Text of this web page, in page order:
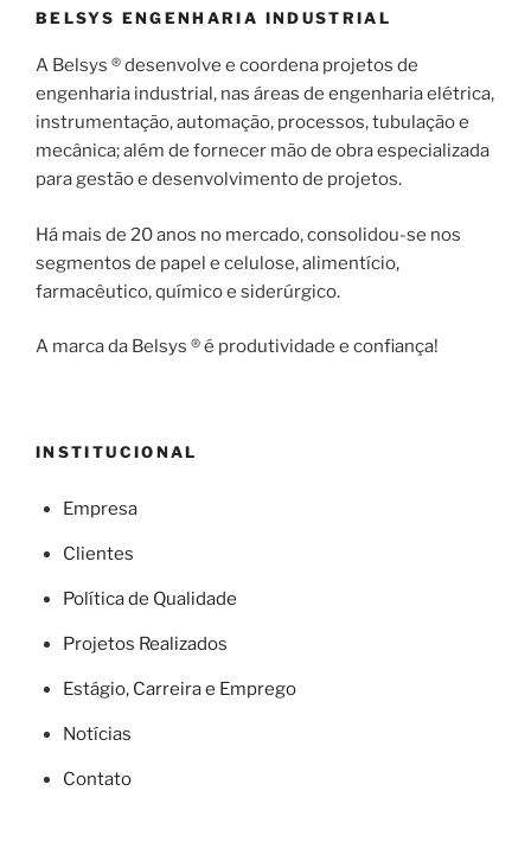
BELSYS ENGENHARIA INDUSTRIAL
A Belsys ® desenvolve e coordena projetos de
engenharia industrial, nas áreas de engenharia elétrica,
instrumentação, automação, processos, tubulação e
mecânica; além de fornecer mão de obra especializada
para gestão e desenvolvimento de projetos.
Há mais de 20 anos no mercado, consolidou-se nos
segmentos de papel e celulose, alimentício,
farmacêutico, químico e siderúrgico.
A marca da Belsys ® é produtividade e confiança!
INSTITUCIONAL
Empresa
Clientes
Política de Qualidade
Projetos Realizados
Estágio, Carreira e Emprego
Notícias
Contato